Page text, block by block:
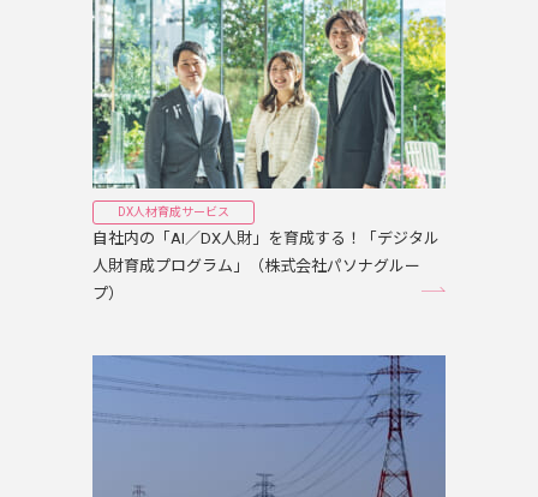
DX人材育成サービス
自社内の「AI／DX人財」を育成する！「デジタル
人財育成プログラム」（株式会社パソナグルー
プ）